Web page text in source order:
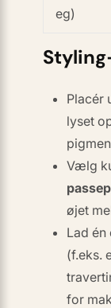
eg)
Placér
lyset
Vælg
øjet
Lad
(f.eks.
for